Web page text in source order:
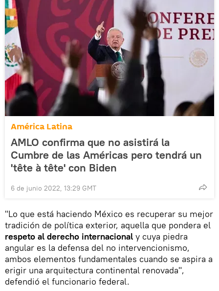
América Latina
AMLO confirma que no asistirá la
Cumbre de las Américas pero tendrá un
'tête à tête' con Biden
6 de junio 2022, 13:29 GMT
"Lo que está haciendo México es recuperar su mejor
tradición de política exterior, aquella que pondera el
respeto al derecho internacional y cuya piedra
angular es la defensa del no intervencionismo,
ambos elementos fundamentales cuando se aspira a
erigir una arquitectura continental renovada",
defendió el funcionario federal.